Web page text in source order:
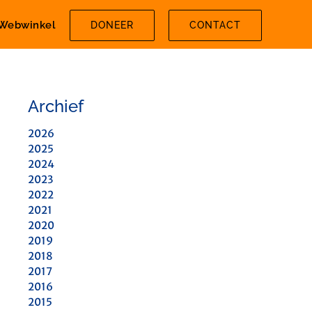
DONEER CONTACT
Archief
2026
2025
2024
2023
2022
2021
2020
2019
2018
2017
2016
2015